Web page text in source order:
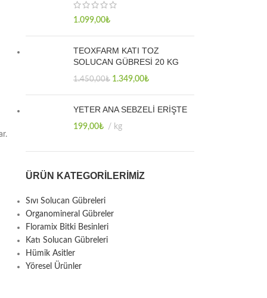
1.099,00₺
TEOXFARM KATI TOZ
SOLUCAN GÜBRESİ 20 KG
1.450,00₺ 1.349,00₺
YETER ANA SEBZELİ ERİŞTE
199,00₺ kg
ÜRÜN KATEGORILERIMIZ
Sıvı Solucan Gübreleri
Organomineral Gübreler
Floramix Bitki Besinleri
Katı Solucan Gübreleri
Hümik Asitler
Yöresel Ürünler